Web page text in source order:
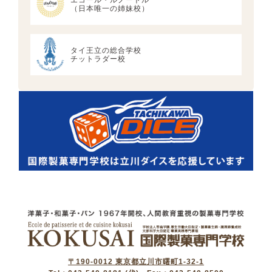
（日本唯一の姉妹校）
タイ王立の総合学校
チットラダー校
〒190-0012 東京都立川市曙町1-32-1